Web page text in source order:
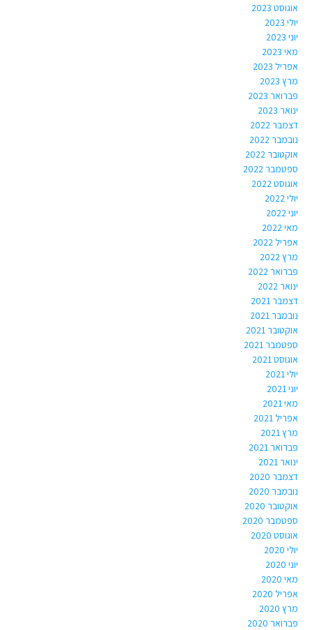
אוגוסט 2023
יולי 2023
יוני 2023
מאי 2023
אפריל 2023
מרץ 2023
פברואר 2023
ינואר 2023
דצמבר 2022
נובמבר 2022
אוקטובר 2022
ספטמבר 2022
אוגוסט 2022
יולי 2022
יוני 2022
מאי 2022
אפריל 2022
מרץ 2022
פברואר 2022
ינואר 2022
דצמבר 2021
נובמבר 2021
אוקטובר 2021
ספטמבר 2021
אוגוסט 2021
יולי 2021
יוני 2021
מאי 2021
אפריל 2021
מרץ 2021
פברואר 2021
ינואר 2021
דצמבר 2020
נובמבר 2020
אוקטובר 2020
ספטמבר 2020
אוגוסט 2020
יולי 2020
יוני 2020
מאי 2020
אפריל 2020
מרץ 2020
פברואר 2020